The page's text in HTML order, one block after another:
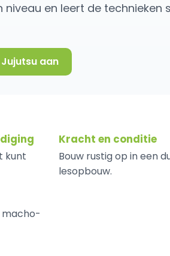
niveau en leert de technieken
aan
kunt
Kracht en conditie
Bouw rustig op in een
lesopbouw.
macho-